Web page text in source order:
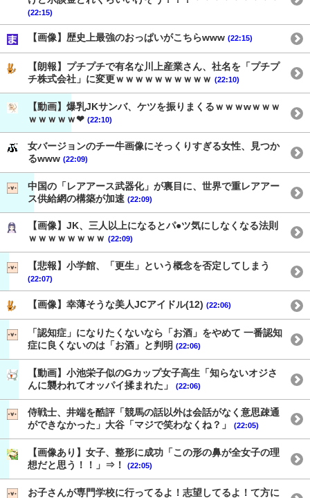
(22:15)
【画像】歴史上最強のおっぱいがこちらwww (22:15)
【朗報】プチプチで有名な川上産業さん、社名を「プチプ
チ株式会社」に変更ｗｗｗｗｗｗｗｗｗｗ (22:10)
【動画】爆乳JKサンバ、ケツを振りまくるｗｗｗwｗｗｗ
ｗｗｗｗｗ❤ (22:10)
女バージョンのチー牛画像にそっくりすぎる女性、見つか
るwww (22:09)
中国の「レアアース武器化」が裏目に、世界で重レアアー
ス供給網の構築が加速 (22:09)
【画像】JK、三人以上になるとパ●ツ気にしなくなる法則
ｗｗｗｗｗｗｗｗ (22:09)
【悲報】小学館、「更生」という概念を否定してしまう
(22:07)
【画像】幸薄そうな美人JCアイドル(12) (22:06)
「認知症」になりたくないなら「お酒」をやめて 一番認知
症に良くないのは「お酒」と判明 (22:06)
【動画】小池栄子似のGカップ女子高生「知らないオジさ
んに襲われてオッパイ揉まれた」
(22:06)
侍戦士、井端を酷評「競馬の話以外は会話がなく意思疎通
ができなかった」大谷「マジで笑わなくね？」
(22:05)
【画像あり】女子、整形に成功「この形の鼻が全女子の理
想だと思う！！」⇒！
(22:05)
お子さんが専門学校に行ってるよ！志望してるよ！て方に